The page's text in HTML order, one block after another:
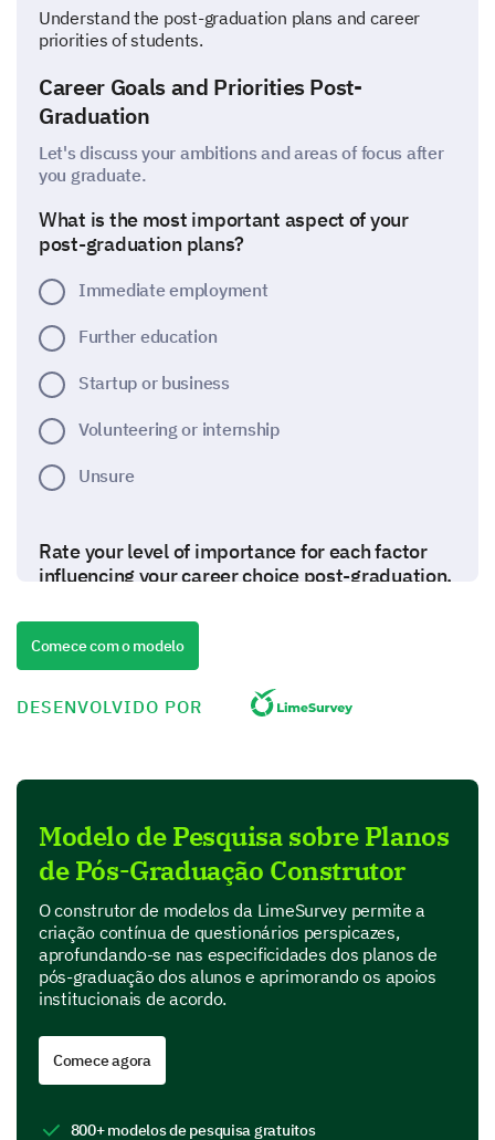
Understand the post-graduation plans and career
priorities of students.
Career Goals and Priorities Post-
Graduation
Let's discuss your ambitions and areas of focus after
you graduate.
What is the most important aspect of your
post-graduation plans?
Immediate employment
Further education
Startup or business
Volunteering or internship
Unsure
Rate your level of importance for each factor
influencing your career choice post-graduation.
Options: 1 (Least important), 2, 3, 4, 5 (Most
important)
Work-life balance
Opportunities for advancement
Skills and Qualifications
Let's think about the skills and qualifications critical
to your success after graduation.
these skills or qualifications post-graduation?
Comece com o modelo
DESENVOLVIDO POR
Modelo de Pesquisa sobre Planos
de Pós-Graduação Construtor
O construtor de modelos da LimeSurvey permite a
criação contínua de questionários perspicazes,
aprofundando-se nas especificidades dos planos de
pós-graduação dos alunos e aprimorando os apoios
institucionais de acordo.
Comece agora
800+ modelos de pesquisa gratuitos